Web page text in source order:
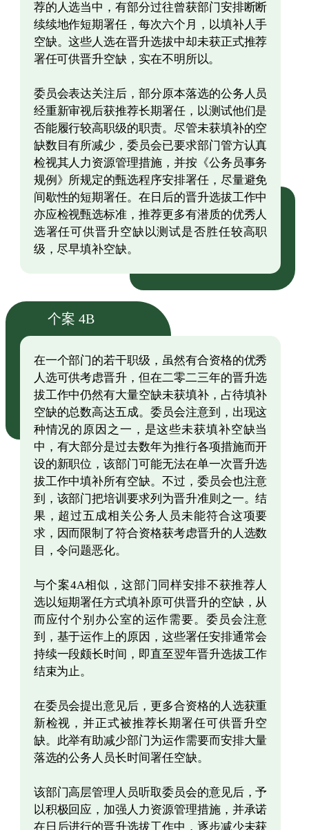
荐的人选当中，有部分过往曾获部门安排断断
续续地作短期署任，每次六个月，以填补人手
空缺。这些人选在晋升选拔中却未获正式推荐
署任可供晋升空缺，实在不明所以。
委员会表达关注后，部分原本落选的公务人员
经重新审视后获推荐长期署任，以测试他们是
否能履行较高职级的职责。尽管未获填补的空
缺数目有所减少，委员会已要求部门管方认真
检视其人力资源管理措施，并按《公务员事务
规例》所规定的甄选程序安排署任，尽量避免
间歇性的短期署任。在日后的晋升选拔工作中
亦应检视甄选标准，推荐更多有潜质的优秀人
选署任可供晋升空缺以测试是否胜任较高职
级，尽早填补空缺。
个案 4B
在一个部门的若干职级，虽然有合资格的优秀
人选可供考虑晋升，但在二零二三年的晋升选
拔工作中仍然有大量空缺未获填补，占待填补
空缺的总数高达五成。委员会注意到，出现这
种情况的原因之一，是这些未获填补空缺当
中，有大部分是过去数年为推行各项措施而开
设的新职位，该部门可能无法在单一次晋升选
拔工作中填补所有空缺。不过，委员会也注意
到，该部门把培训要求列为晋升准则之一。结
果，超过五成相关公务人员未能符合这项要
求，因而限制了符合资格获考虑晋升的人选数
目，令问题恶化。
与个案4A相似，这部门同样安排不获推荐人
选以短期署任方式填补原可供晋升的空缺，从
而应付个别办公室的运作需要。委员会注意
到，基于运作上的原因，这些署任安排通常会
持续一段颇长时间，即直至翌年晋升选拔工作
结束为止。
在委员会提出意见后，更多合资格的人选获重
新检视，并正式被推荐长期署任可供晋升空
缺。此举有助减少部门为运作需要而安排大量
落选的公务人员长时间署任空缺。
该部门高层管理人员听取委员会的意见后，予
以积极回应，加强人力资源管理措施，并承诺
在日后进行的晋升选拔工作中，逐步减少未获